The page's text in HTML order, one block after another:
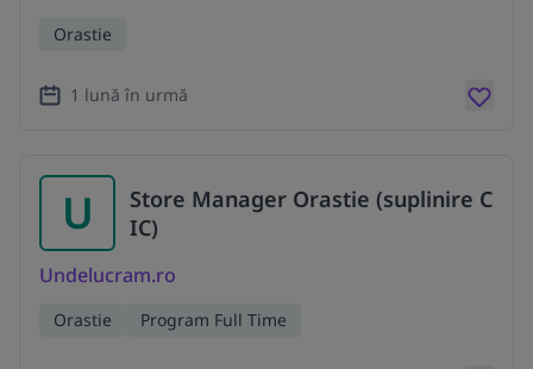
Orastie
1 lună în urmă
U
Store Manager Orastie (suplinire C
IC)
Undelucram.ro
Orastie Program Full Time